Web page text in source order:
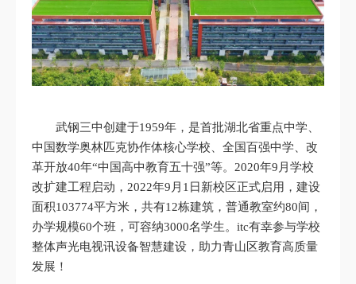
武钢三中创建于1959年，是首批湖北省重点中学、
中国数学奥林匹克协作体核心学校、全国百强中学、改
革开放40年“中国高中教育五十强”等。2020年9月学校
改扩建工程启动，2022年9月1日新校区正式启用，建设
面积103774平方米，共有12栋建筑，普通教室约80间，
办学规模60个班，可容纳3000名学生。itc有幸参与学校
整体声光电视讯设备智慧建设，助力青山区教育高质量
发展！